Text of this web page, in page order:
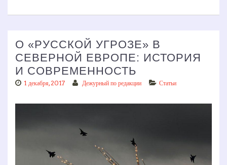
О «РУССКОЙ УГРОЗЕ» В
СЕВЕРНОЙ ЕВРОПЕ: ИСТОРИЯ
И СОВРЕМЕННОСТЬ
1 декабря, 2017 Дежурный по редакции Статьи